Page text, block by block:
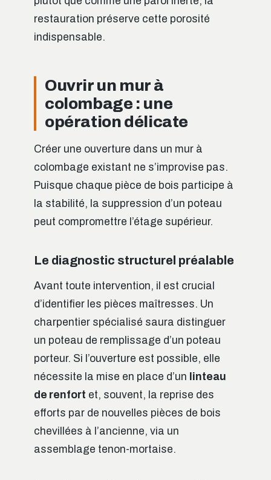
restauration préserve cette porosité
indispensable.
Ouvrir un mur à
colombage : une
opération délicate
Créer une ouverture dans un mur à
colombage existant ne s’improvise pas.
Puisque chaque pièce de bois participe à
la stabilité, la suppression d’un poteau
peut compromettre l’étage supérieur.
Le diagnostic structurel préalable
Avant toute intervention, il est crucial
d’identifier les pièces maîtresses. Un
charpentier spécialisé saura distinguer
un poteau de remplissage d’un poteau
porteur. Si l’ouverture est possible, elle
nécessite la mise en place d’un linteau
de renfort et, souvent, la reprise des
efforts par de nouvelles pièces de bois
chevillées à l’ancienne, via un
assemblage tenon-mortaise.